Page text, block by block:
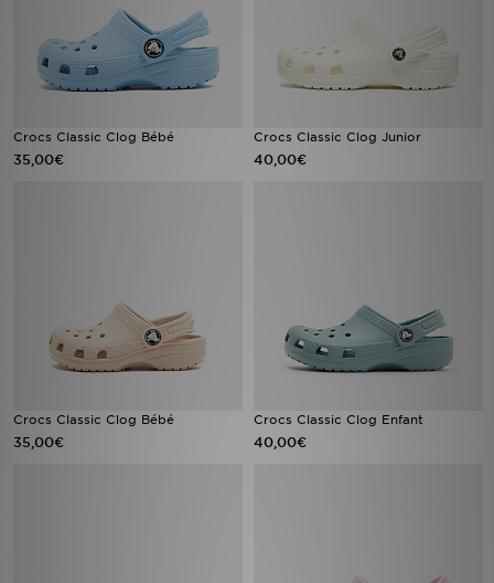
Crocs Classic Clog Bébé
35,00€
Crocs Classic Clog Junior
40,00€
Crocs Classic Clog Bébé
35,00€
Crocs Classic Clog Enfant
40,00€